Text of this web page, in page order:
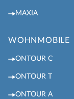
MAXIA
WOHNMOBILE
ONTOUR C
ONTOUR T
ONTOUR A